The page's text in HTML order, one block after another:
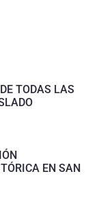
TODAS LAS
EN SAN